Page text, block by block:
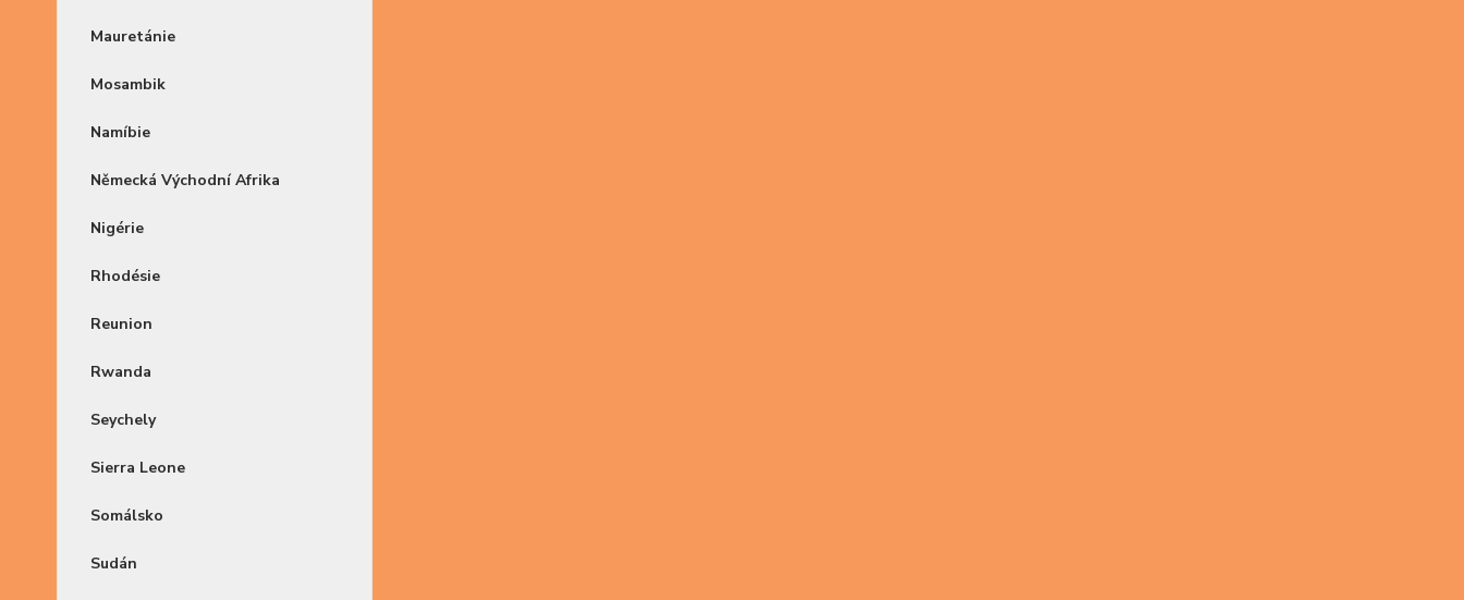
Mauretánie
Mosambik
Namíbie
Německá Východní Afrika
Nigérie
Rhodésie
Reunion
Rwanda
Seychely
Sierra Leone
Somálsko
Sudán